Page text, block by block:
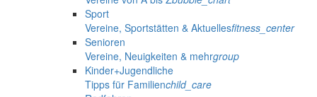
Sport
Vereine, Sportstätten & Aktuellesfitness_center
Senioren
Vereine, Neuigkeiten & mehrgroup
Kinder+Jugendliche
Tipps für Familienchild_care